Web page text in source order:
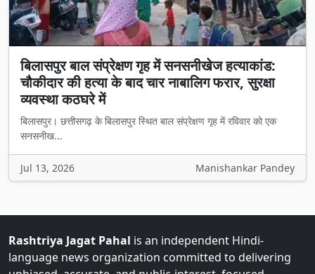
बिलासपुर बाल संप्रेक्षण गृह में सनसनीखेज हत्याकांड:
चौकीदार की हत्या के बाद चार नाबालिग फरार, सुरक्षा
व्यवस्था कठघरे में
बिलासपुर। छत्तीसगढ़ के बिलासपुर स्थित बाल संप्रेक्षण गृह में रविवार को एक
सनसनीख...
Jul 13, 2026 Manishankar Pandey
Rashtriya Jagat Pahal is an independent Hindi-
language news organization committed to delivering